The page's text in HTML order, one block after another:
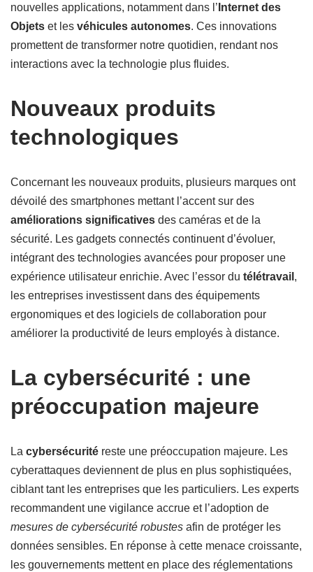
nouvelles applications, notamment dans l’ Internet des
Objets et les véhicules autonomes. Ces innovations
promettent de transformer notre quotidien, rendant nos
interactions avec la technologie plus fluides.
Nouveaux produits
technologiques
Concernant les nouveaux produits, plusieurs marques ont
dévoilé des smartphones mettant l’accent sur des
améliorations significatives des caméras et de la
sécurité. Les gadgets connectés continuent d’évoluer,
intégrant des technologies avancées pour proposer une
expérience utilisateur enrichie. Avec l’essor du télétravail ,
les entreprises investissent dans des équipements
ergonomiques et des logiciels de collaboration pour
améliorer la productivité de leurs employés à distance.
La cybersécurité : une
préoccupation majeure
La cybersécurité reste une préoccupation majeure. Les
cyberattaques deviennent de plus en plus sophistiquées,
ciblant tant les entreprises que les particuliers. Les experts
recommandent une vigilance accrue et l’adoption de
mesures de cybersécurité robustes afin de protéger les
données sensibles. En réponse à cette menace croissante,
les gouvernements mettent en place des réglementations